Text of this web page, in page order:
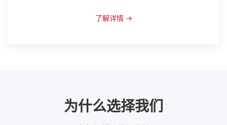
了解详情 →
为什么选择我们